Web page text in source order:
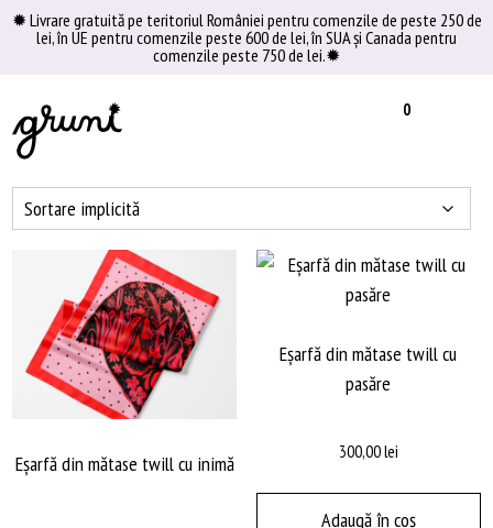
Skip✹ Livrare gratuită pe teritoriul României pentru comenzile de peste 250 de
lei, în UE pentru comenzile peste 600 de lei, în SUA şi Canada pentru
comenzile peste 750 de lei.✹
0
Eșarfă din mătase twill cu inimă
Eșarfă din mătase twill cu
pasăre
300,00lei
Adaugă în coș